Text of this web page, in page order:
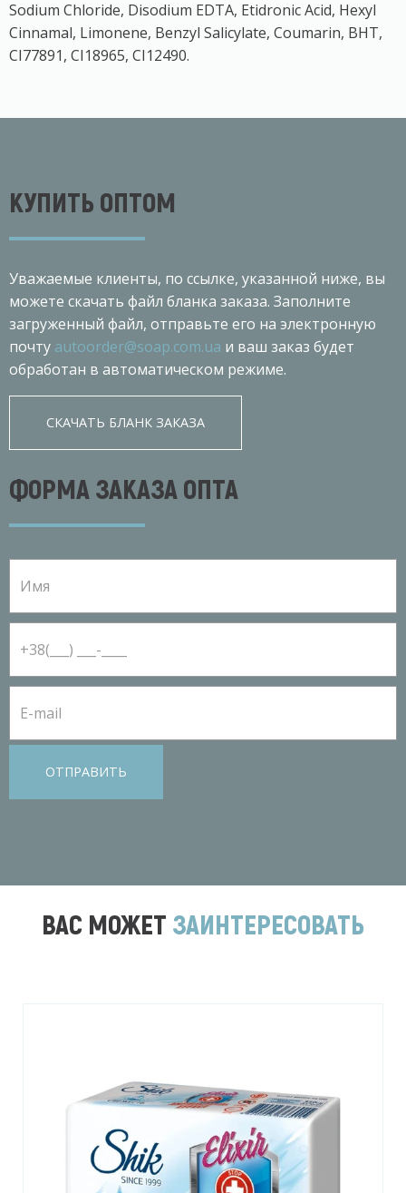
Sodium Chloride, Disodium EDTA, Etidronic Acid, Hexyl
Cinnamal, Limonene, Benzyl Salicylate, Coumarin, BHT,
СІ77891, CI18965, CI12490.
КУПИТЬ ОПТОМ
Уважаемые клиенты, по ссылке, указанной ниже, вы
можете скачать файл бланка заказа. Заполните
загруженный файл, отправьте его на электронную
почту autoorder@soap.com.ua и ваш заказ будет
обработан в автоматическом режиме.
СКАЧАТЬ БЛАНК ЗАКАЗА
ФОРМА ЗАКАЗА ОПТА
ОТПРАВИТЬ
ВАС МОЖЕТ ЗАИНТЕРЕСОВАТЬ